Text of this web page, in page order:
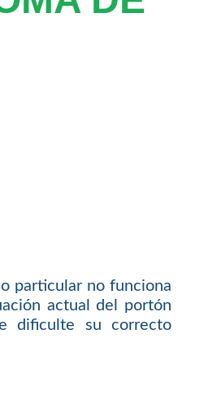
particular no funciona
actual del portón
dificulte su correcto